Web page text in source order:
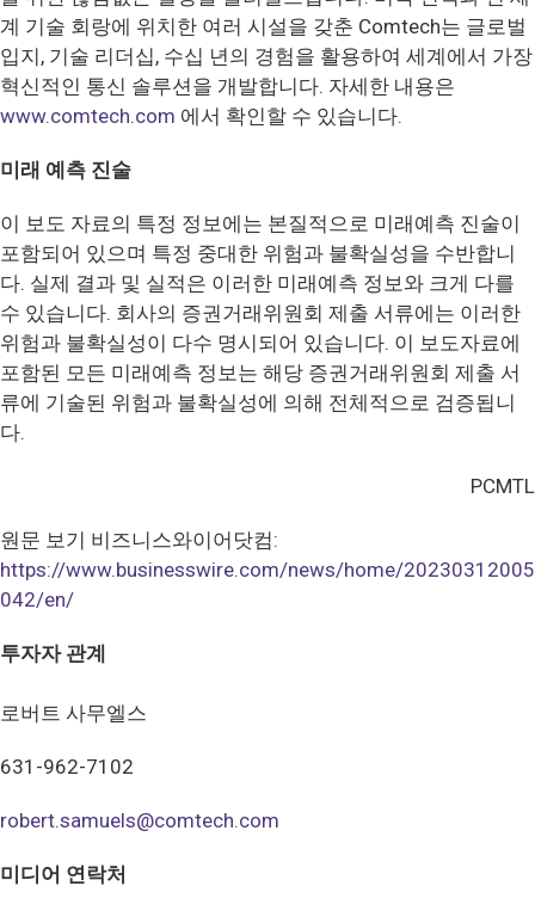
계 기술 회랑에 위치한 여러 시설을 갖춘 Comtech는 글로벌
입지, 기술 리더십, 수십 년의 경험을 활용하여 세계에서 가장
혁신적인 통신 솔루션을 개발합니다. 자세한 내용은
www.comtech.com 에서 확인할 수 있습니다.
미래 예측 진술
이 보도 자료의 특정 정보에는 본질적으로 미래예측 진술이
포함되어 있으며 특정 중대한 위험과 불확실성을 수반합니
다. 실제 결과 및 실적은 이러한 미래예측 정보와 크게 다를
수 있습니다. 회사의 증권거래위원회 제출 서류에는 이러한
위험과 불확실성이 다수 명시되어 있습니다. 이 보도자료에
포함된 모든 미래예측 정보는 해당 증권거래위원회 제출 서
류에 기술된 위험과 불확실성에 의해 전체적으로 검증됩니
다.
PCMTL
원문 보기 비즈니스와이어닷컴:
https://www.businesswire.com/news/home/20230312005
042/en/
투자자 관계
로버트 사무엘스
631-962-7102
robert.samuels@comtech.com
미디어 연락처